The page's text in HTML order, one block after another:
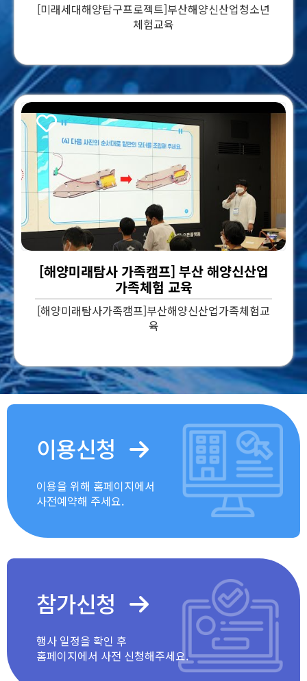
[미래세대해양탐구프로젝트]부산해양신산업청소년
체험교육
스크랩
[해양미래탐사 가족캠프] 부산 해양신산업
가족체험 교육
[해양미래탐사가족캠프]부산해양신산업가족체험교
육
이용신청
이용을 위해 홈페이지에서
사전예약해 주세요.
참가신청
행사 일정을 확인 후
홈페이지에서 사전 신청해주세요.